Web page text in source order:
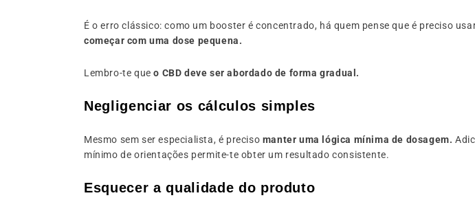
É o erro clássico: como um booster é concentrado, há quem pense que é preciso
começar com uma dose pequena.
Lembro-te que o CBD deve ser abordado de forma gradual.
Negligenciar os cálculos simples
Mesmo sem ser especialista, é preciso manter uma lógica mínima de dosagem.
mínimo de orientações permite-te obter um resultado consistente.
Esquecer a qualidade do produto